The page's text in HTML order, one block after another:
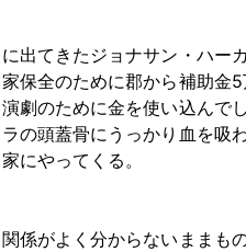
出てきたジョナサン・ハー
保全のために郡から補助金
劇のために金を使い込んで
の頭蓋骨にうっかり血を吸
にやってくる。
係がよく分からないままも